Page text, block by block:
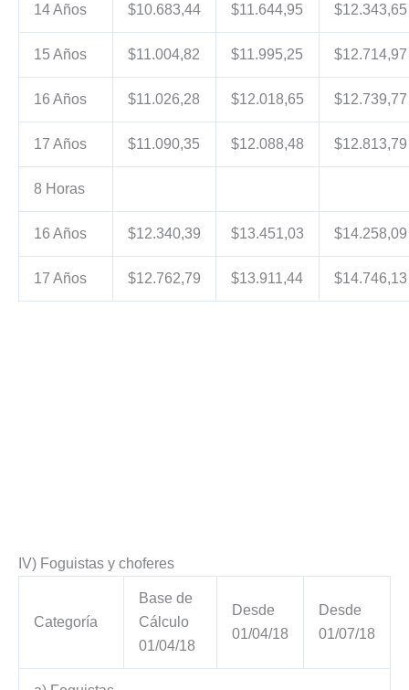
14 Años $10.683,44 $11.644,95 $12.343,65
15 Años $11.004,82 $11.995,25 $12.714,97
16 Años $11.026,28 $12.018,65 $12.739,77
17 Años $11.090,35 $12.088,48 $12.813,79
8 Horas
16 Años $12.340,39 $13.451,03 $14.258,09
17 Años $12.762,79 $13.911,44 $14.746,13
IV) Foguistas y choferes
Categoría
Base de
Cálculo
01/04/18
Desde
01/04/18
Desde
01/07/18